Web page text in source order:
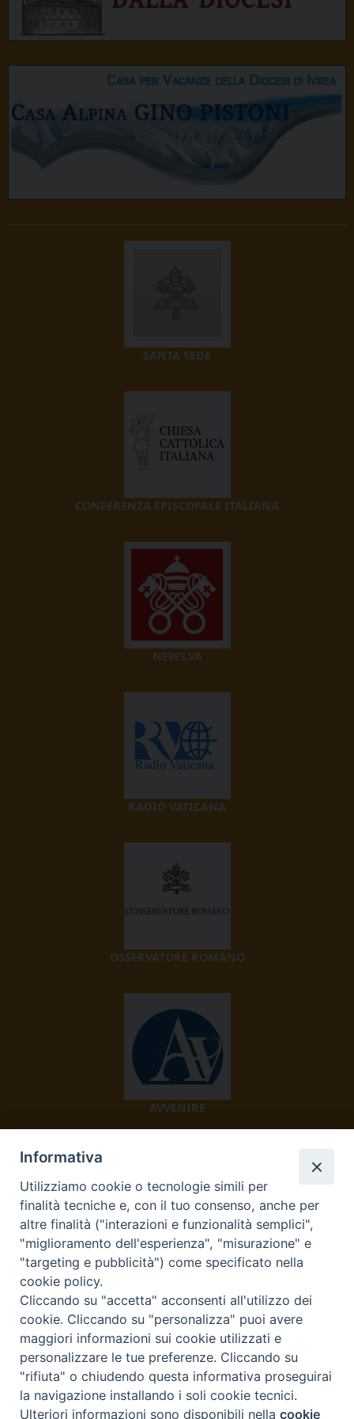
SANTA SEDE
CONFERENZA EPISCOPALE ITALIANA
NEWS.VA
RADIO VATICANA
OSSERVATORE ROMANO
AVVENIRE
TV 2000
Diocesi di Ivrea
Curia Vescovile Piazza Castello, 3 10015 Ivrea (To) Tel.
0125.641138 Fax 0125.40296 segreteriacuria@diocesivrea.it
Informativa
Utilizziamo cookie o tecnologie simili per
finalità tecniche e, con il tuo consenso, anche per
altre finalità ("interazioni e funzionalità semplici",
"miglioramento dell'esperienza", "misurazione" e
"targeting e pubblicità") come specificato nella
cookie policy.
Cliccando su "accetta" acconsenti all'utilizzo dei
cookie. Cliccando su "personalizza" puoi avere
maggiori informazioni sui cookie utilizzati e
personalizzare le tue preferenze. Cliccando su
"rifiuta" o chiudendo questa informativa proseguirai
la navigazione installando i soli cookie tecnici.
Ulteriori informazioni sono disponibili nellacookie